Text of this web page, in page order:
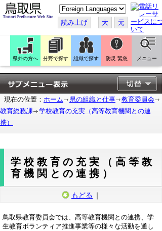
こ
の
ペ
ー
ジ
翻
訳
す
る
読み上げ 大 元
県外の方へ 分野で探す 組織で探す 防災 緊急 メニュー
現在の位置： ホーム 県の組織と仕事
教育委員会
教育総務課
学校教育の充実（高等教育機関との連
携）
学校教育の充実（高等教
育機関との連携）
もどる ｜
鳥取県教育委員会では、高等教育機関との連携、学
生教育ボランティア推進事業等の様々な活動を通し